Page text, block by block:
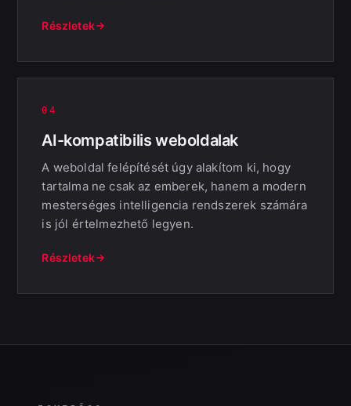
Részletek
04
AI-kompatibilis weboldalak
A weboldal felépítését úgy alakítom ki, hogy
tartalma ne csak az emberek, hanem a modern
mesterséges intelligencia rendszerek számára
is jól értelmezhető legyen.
Részletek